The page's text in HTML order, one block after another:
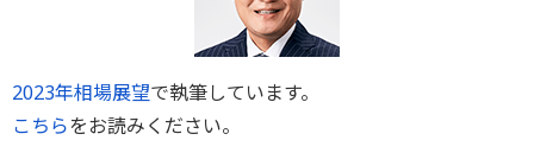
2023年相場展望で執筆しています。
こちらをお読みください。